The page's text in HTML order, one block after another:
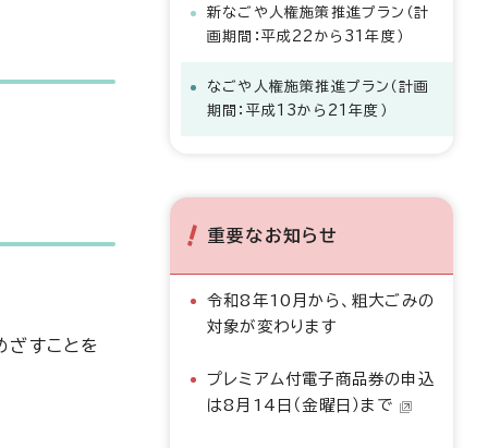
ざすことを
新なごや人権施策推進プラン（計
画期間：平成22から31年度）
なごや人権施策推進プラン（計画
期間：平成13から21年度）
重要なお知らせ
令和8年10月から、粗大ごみの
対象が変わります
プレミアム付電子商品券の申込
は8月14日（金曜日）まで